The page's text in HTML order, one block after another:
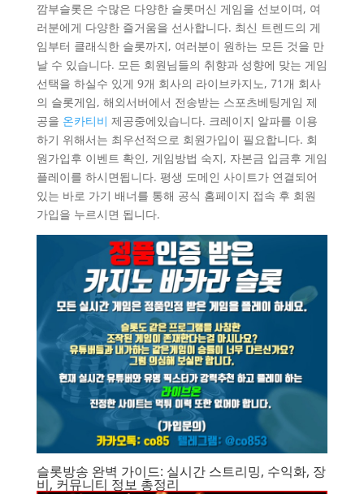
깜부슬롯은 수많은 다양한 슬롯머신 게임을 선보이며, 여
러분에게 다양한 즐거움을 선사합니다. 최신 트렌드의 게
임부터 클래식한 슬롯까지, 여러분이 원하는 모든 것을 만
날 수 있습니다. 모든 회원님들의 취향과 성향에 맞는 게임
선택을 하실수 있게 9개 회사의 라이브카지노, 71개 회사
의 슬롯게임, 해외서버에서 전송받는 스포츠베팅게임 제
공을 온카티비 제공중에있습니다. 크레이지 알파를 이용
하기 위해서는 최우선적으로 회원가입이 필요합니다. 회
원가입후 이벤트 확인, 게임방법 숙지, 자본금 입금후 게임
플레이를 하시면됩니다. 평생 도메인 사이트가 연결되어
있는 바로 가기 배너를 통해 공식 홈페이지 접속 후 회원
가입을 누르시면 됩니다.
슬롯방송 완벽 가이드: 실시간 스트리밍, 수익화, 장
비, 커뮤니티 정보 총정리